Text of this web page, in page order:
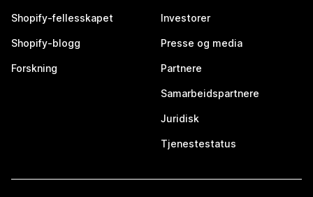
Shopify-fellesskapet
Shopify-blogg
Forskning
Investorer
Presse og media
Partnere
Samarbeidspartnere
Juridisk
Tjenestestatus